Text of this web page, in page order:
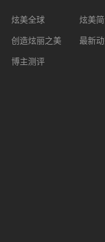
炫美全球
创造炫丽之美
博主测评
炫美
最新